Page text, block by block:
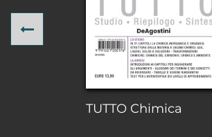
TUTTO Chimica
Previous